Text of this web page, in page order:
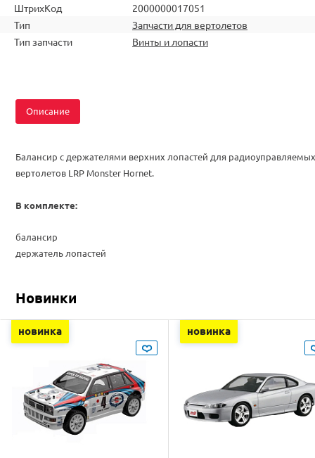
ШтрихКод
2000000017051
Тип
Запчасти для вертолетов
Тип запчасти
Винты и лопасти
Описание
Балансир с держателями верхних лопастей для радиоуправляемых
вертолетов LRP Monster Hornet.
В комплекте:
балансир
держатель лопастей
Новинки
новинка новинка